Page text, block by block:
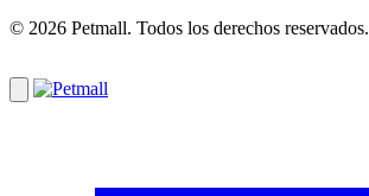
© 2026 Petmall. Todos los derechos reservados.